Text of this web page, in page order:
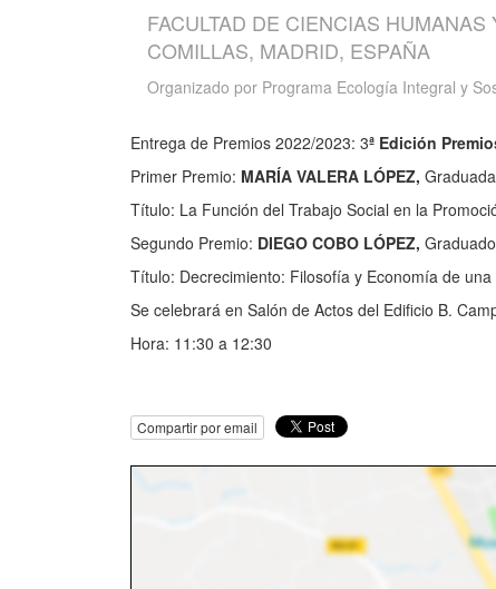
FACULTAD DE CIENCIAS
COMILLAS, MADRID, ESPAÑA
Organizado por Programa Ecología Integral y
Entrega de Premios 2022/2023: 3ª Edición
Primer Premio: MARÍA VALERA LÓPEZ,
Título: La Función del Trabajo Social en la
Segundo Premio: DIEGO COBO LÓPEZ,
Título: Decrecimiento: Filosofía y Economía de una
Se celebrará en Salón de Actos del Edificio B.
Hora: 11:30 a 12:30
Compartir por email